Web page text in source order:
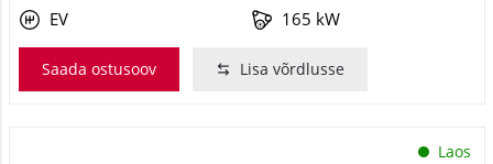
EV
165 kW
Saada ostusoov Lisa võrdlusse
Laos